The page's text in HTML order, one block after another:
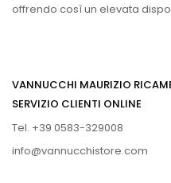
offrendo così un elevata
VANNUCCHI MAURIZIO
SERVIZIO CLIENTI ONLINE
Tel. +39 0583-329008
info@vannucchistore.com